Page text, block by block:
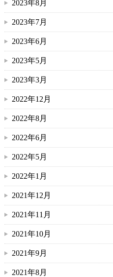
2023年8月
2023年7月
2023年6月
2023年5月
2023年3月
2022年12月
2022年8月
2022年6月
2022年5月
2022年1月
2021年12月
2021年11月
2021年10月
2021年9月
2021年8月